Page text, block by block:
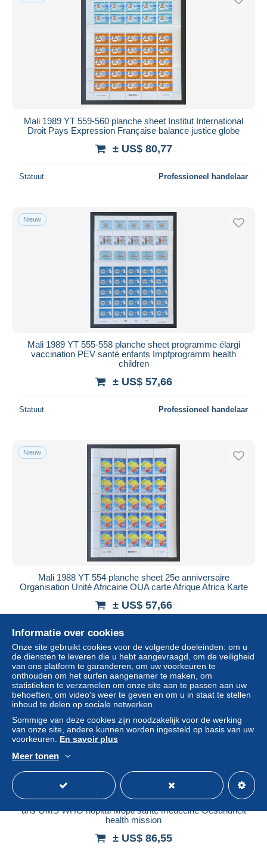
Mali 1989 YT 559-560 planche sheet Institut International
Droit Pays Expression Française balance justice globe
± US$ 80,77
Statuut Professioneel handelaar
Nieuw
Mali 1989 YT 555-558 planche sheet programme élargi
vaccination PEV santé enfants Impfprogramm health
children
± US$ 57,66
Statuut Professioneel handelaar
Nieuw
Mali 1988 YT 554 planche sheet 25e anniversaire
Organisation Unité Africaine OUA carte Afrique Africa Karte
± US$ 57,66
Statuut
Nieuw
Mali 1988 YT 553 planche sheet surchargé overprint 40
ans OMS WHO hôpital Mopti santé médecine Gesundheit
health mission
± US$ 86,55
Informatie over cookies
Onze site gebruikt cookies voor de volgende doeleinden: om u
de diensten te leveren die u hebt aangevraagd, om de veiligheid
van ons platform te garanderen, om uw voorkeuren te
onthouden om het surfen aangenamer te maken, om
statistieken te verzamelen om onze site aan te passen aan uw
behoeften, om video's weer te geven en om u in staat te stellen
inhoud te delen op sociale netwerken.
Sommige van deze cookies zijn noodzakelijk voor de werking
van onze site, andere kunnen worden ingesteld op basis van uw
voorkeuren. En savoir plus
Meer tonen